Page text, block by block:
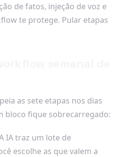
de fatos, injeção de voz e
te protege. Pular etapas
as sete etapas nos dias
bloco fique sobrecarregado:
IA traz um lote de
escolhe as que valem a